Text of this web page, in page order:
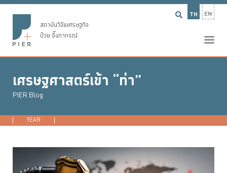
TH EN
สถาบันวิจัยเศรษฐกิจ
ป๋วย อึ๊งภากรณ์
เศรษฐศาสตร์เข้า “ท่า”
PIER Blog
YEAR